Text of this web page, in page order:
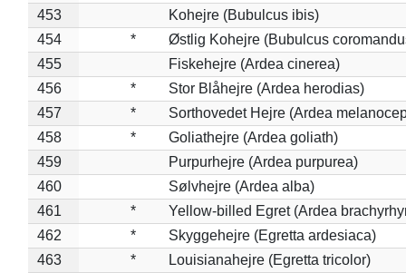
453
Kohejre (Bubulcus ibis)
454
*
Østlig Kohejre (Bubulcus
455
Fiskehejre (Ardea cinerea)
456
*
Stor Blåhejre (Ardea herodias)
457
*
Sorthovedet Hejre (Ardea
458
*
Goliathejre (Ardea goliath)
459
Purpurhejre (Ardea purpurea)
460
Sølvhejre (Ardea alba)
461
*
Yellow-billed Egret (Ardea
462
*
Skyggehejre (Egretta ardesiaca)
463
*
Louisianahejre (Egretta tricolor)